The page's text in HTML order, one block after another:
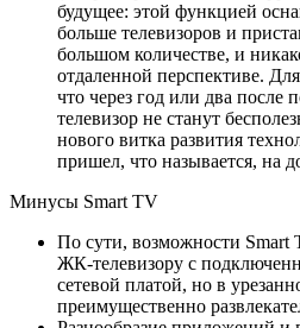
будущее: этой функцией
больше телевизоров и
большом количестве, и
отдаленной перспективе.
что через год или два после
телевизор не станут
нового витка развития
пришел, что называется, на
Минусы Smart TV
По сути, возможности
ЖК-телевизору с
сетевой платой, но в
преимущественно